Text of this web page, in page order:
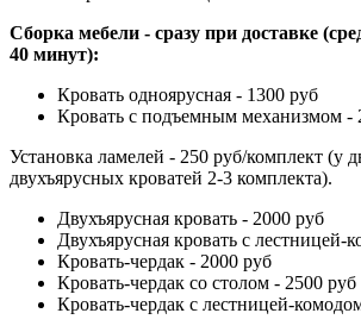
Сборка мебели - сразу при доставке
40 минут):
Кровать одноярусная - 1300 руб
Кровать с подъемным механизмом -
Установка ламелей - 250 руб/комплект (у
двухъярусных кроватей 2-3 комплекта).
Двухъярусная кровать - 2000 руб
Двухъярусная кровать с лестницей-
Кровать-чердак - 2000 руб
Кровать-чердак со столом - 2500 руб
Кровать-чердак с лестницей-